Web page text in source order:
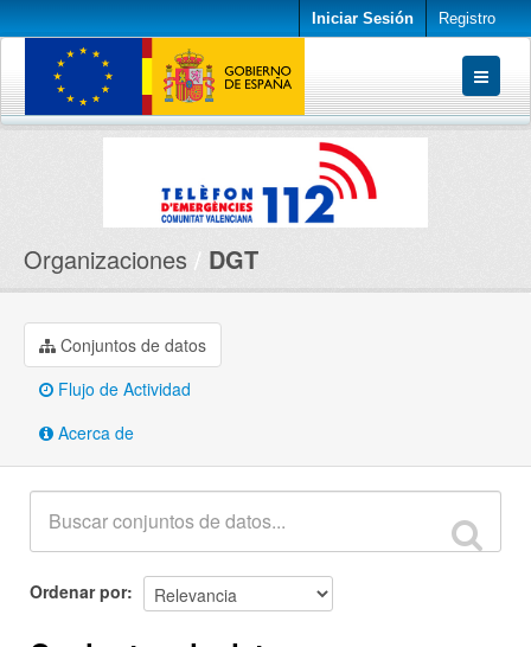
Iniciar Sesión Registro
Conjuntos de datos
Organizaciones DGT
Conjuntos de datos
Flujo de Actividad
Acerca de
Ordenar por